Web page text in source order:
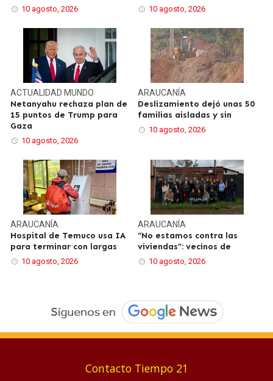
10 agosto, 2026 10 agosto, 2026
ACTUALIDAD MUNDO
Netanyahu rechaza plan de
15 puntos de Trump para
Gaza
10 agosto, 2026
ARAUCANÍA
Deslizamiento dejó unas 50
familias aisladas y sin
10 agosto, 2026
ARAUCANÍA
Hospital de Temuco usa IA
para terminar con largas
10 agosto, 2026
ARAUCANÍA
“No estamos contra las
viviendas”: vecinos de
10 agosto, 2026
Contacto Tiempo 21